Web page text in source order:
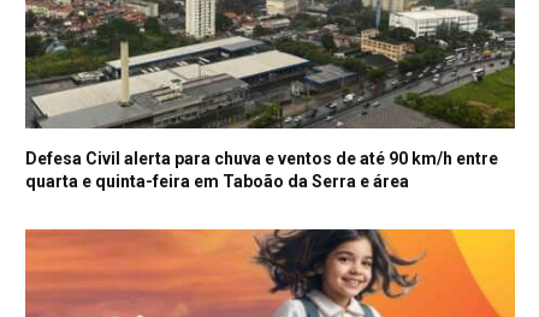
Defesa Civil alerta para chuva e ventos de até 90 km/h entre
quarta e quinta-feira em Taboão da Serra e área